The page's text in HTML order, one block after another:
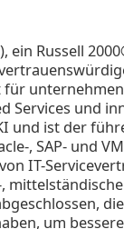
ein Russell
für
und
und ist der
, SAP- und
IT-
um bessere